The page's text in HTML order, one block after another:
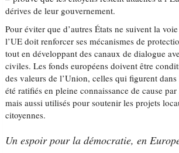
dérives de leur gouvernement.
Pour éviter que d’autres États ne suivent la
l’UE doit renforcer ses mécanismes de
tout en développant des canaux de dialogue
civiles. Les fonds européens doivent être
des valeurs de l’Union, celles qui figurent
été ratifiés en pleine connaissance de cause
mais aussi utilisés pour soutenir les projets
citoyennes.
Un espoir pour la démocratie, en